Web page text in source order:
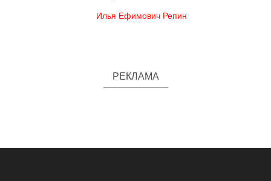
Илья Ефимович Репин
РЕКЛАМА